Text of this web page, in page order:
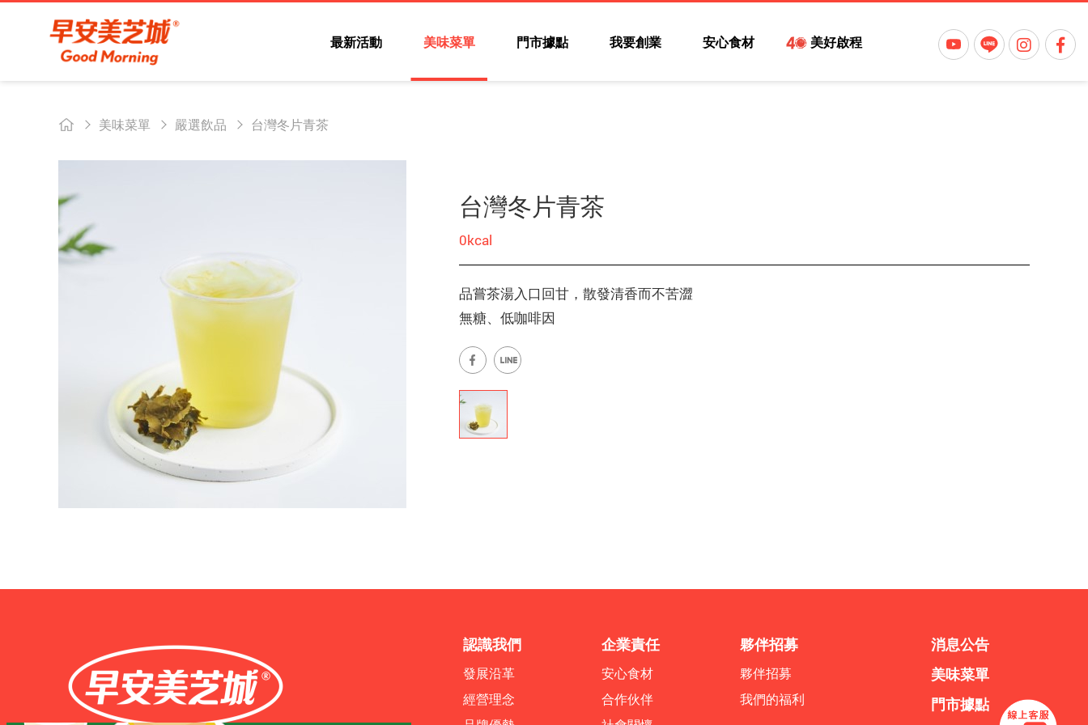
最新活動 美味菜單 門市據點 我要創業 安心食材 美好啟程
美味菜單 嚴選飲品 台灣冬片青茶
台灣冬片青茶
0kcal
品嘗茶湯入口回甘，散發清香而不苦澀
無糖、低咖啡因
認識我們
發展沿革
經營理念
企業責任
安心食材
合作伙伴
夥伴招募
夥伴招募
我們的福利
消息公告
美味菜單
門市據點